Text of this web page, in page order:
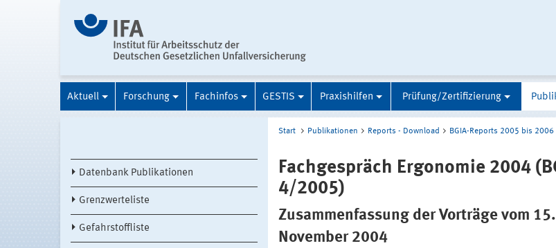
Aktuell Forschung Fachinfos GESTIS Praxishilfen Prüfung/Zertifizierung
Datenbank Publikationen
Grenzwerteliste
Gefahrstoffliste
Start Publikationen Reports - Download BGIA-Reports 2005 bis 2006
Fachgespräch Ergonomie 2004
4/2005)
Zusammenfassung der Vorträge vom
November 2004